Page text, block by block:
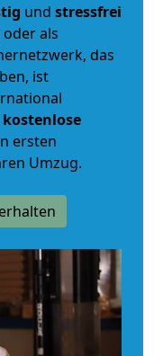
und stressfrei
oder als
das
ist
ersten
Umzug.